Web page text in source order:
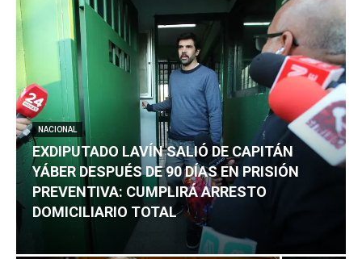
NACIONAL
EXDIPUTADO LAVÍN SALIÓ DE CAPITÁN
YÁBER DESPUÉS DE 90 DÍAS EN PRISIÓN
PREVENTIVA: CUMPLIRÁ ARRESTO
DOMICILIARIO TOTAL